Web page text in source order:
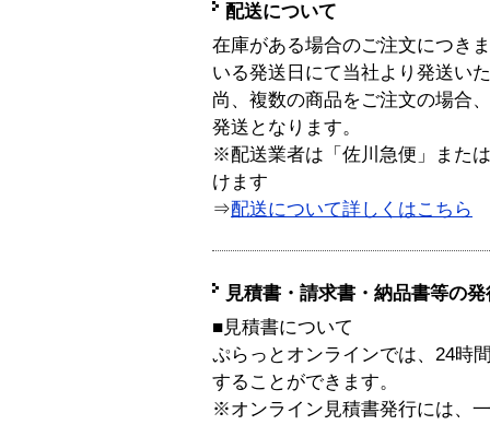
配送について
在庫がある場合のご注文につき
いる発送日にて当社より発送い
尚、複数の商品をご注文の場合
発送となります。
※配送業者は「佐川急便」また
けます
⇒配送について詳しくはこちら
見積書・請求書・納品書等の
■見積書について
ぷらっとオンラインでは、24時
することができます。
※オンライン見積書発行には、